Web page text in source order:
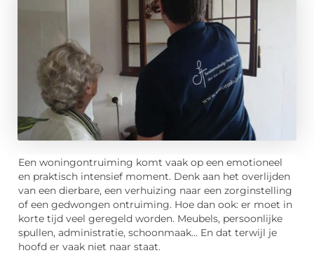
Een woningontruiming komt vaak op een emotioneel
en praktisch intensief moment. Denk aan het overlijden
van een dierbare, een verhuizing naar een zorginstelling
of een gedwongen ontruiming. Hoe dan ook: er moet in
korte tijd veel geregeld worden. Meubels, persoonlijke
spullen, administratie, schoonmaak… En dat terwijl je
hoofd er vaak niet naar staat.